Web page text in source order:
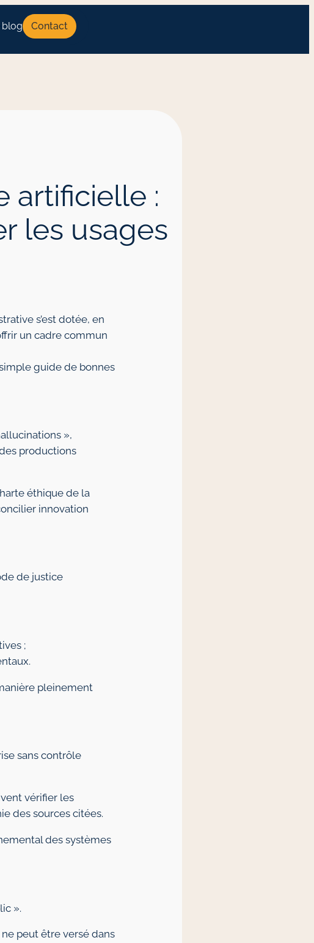
blog Contact
artificielle :
les usages
s’est dotée, en
un cadre commun
guide de bonnes
»,
productions
éthique de la
innovation
de justice
;
pleinement
sans contrôle
vérifier les
des sources citées.
des systèmes
».
peut être versé dans